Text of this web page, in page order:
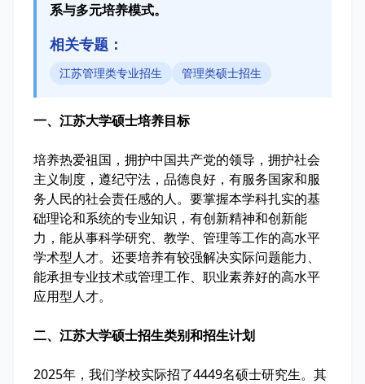
系与多元培养模式。
相关专题：
江苏管理类专业招生 管理类硕士招生
一、江苏大学硕士培养目标
培养热爱祖国，拥护中国共产党的领导，拥护社会
主义制度，遵纪守法，品德良好，有服务国家和服
务人民的社会责任感的人。要掌握本学科扎实的基
础理论和系统的专业知识，有创新精神和创新能
力，能从事科学研究、教学、管理等工作的高水平
学术型人才。还要培养有较强解决实际问题能力、
能承担专业技术或管理工作、职业素养好的高水平
应用型人才。
二、江苏大学硕士招生类别和招生计划
2025年，我们学校实际招了4449名硕士研究生。其